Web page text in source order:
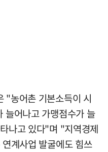
"농어촌 기본소득이 시
늘어나고 가맹점수가 늘
나고 있다"며 "지역경제
계사업 발굴에도 힘쓰